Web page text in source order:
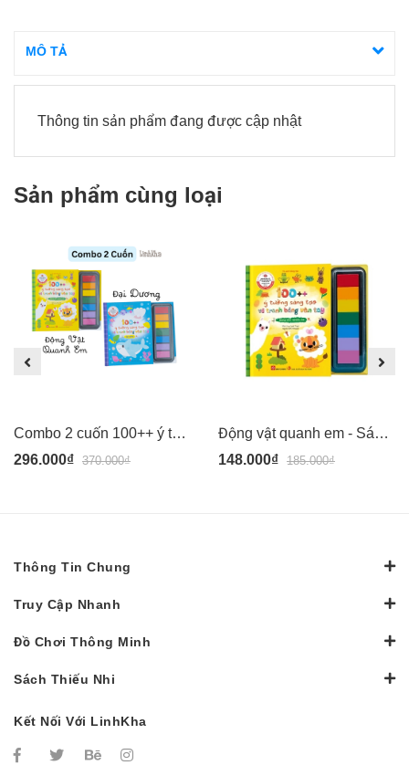
MÔ TẢ
Thông tin sản phẩm đang được cập nhật
Sản phẩm cùng loại
Combo 2 cuốn 100++ ý tưởng sáng tạo vẽ tranh bằng vân tay: Động Vật Quanh Em + Đại Dương - Đinh Tị
296.000₫ 370.000₫
Động vật quanh em - Sách 100++ ý tưởng sáng tạo vẽ tranh bằng vân tay - màu an toàn cho bé - Đinh Tị
148.000₫ 185.000₫
Thông Tin Chung
Truy Cập Nhanh
Đồ Chơi Thông Minh
Sách Thiếu Nhi
Kết Nối Với LinhKha